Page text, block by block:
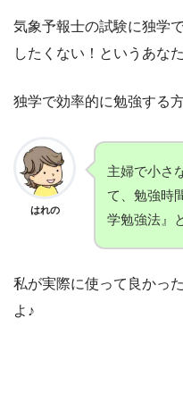
気象予報士の試験に独学
したくない！というあなた
独学で効率的に勉強する
はれの
主婦で小さ
て、勉強時
学勉強法』
私が実際に使って良かっ
よ♪